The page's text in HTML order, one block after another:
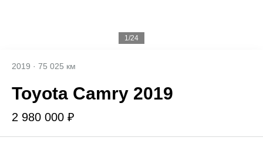
1/24
2019 · 75 025 км
Toyota Camry 2019
2 980 000 ₽